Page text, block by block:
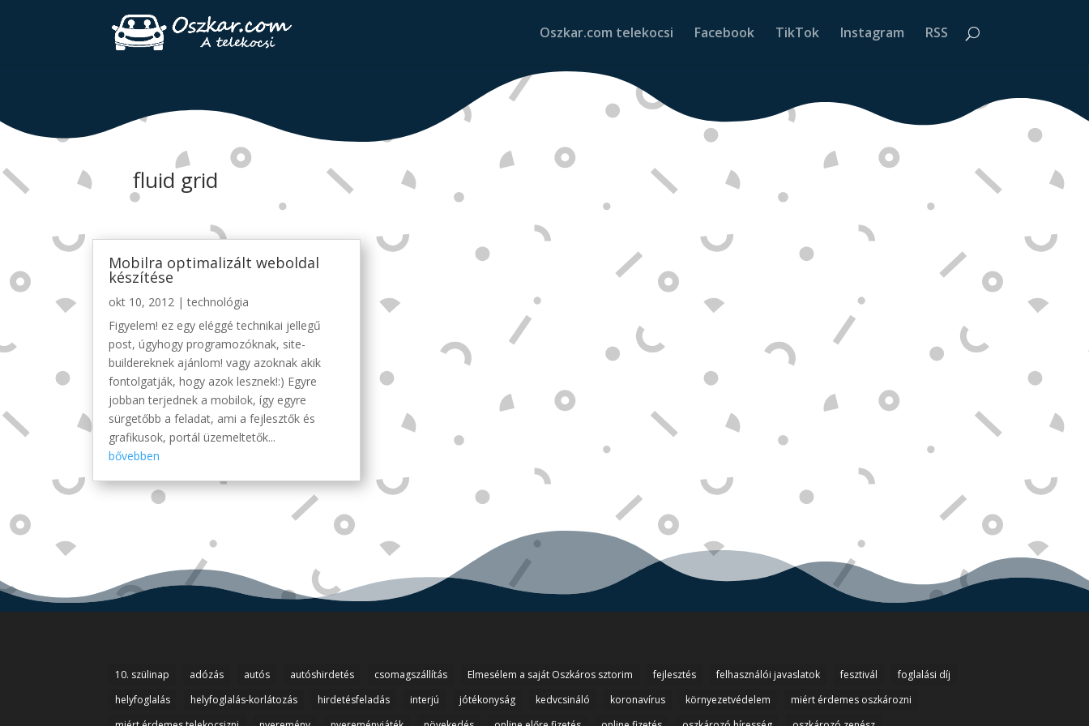
Oszkar.com telekocsi Facebook TikTok Instagram RSS
fluid grid
Mobilra optimalizált weboldal
készítése
okt 10, 2012 |technológia
Figyelem! ez egy eléggé technikai jellegű
post, úgyhogy programozóknak, site-
buildereknek ajánlom! vagy azoknak akik
fontolgatják, hogy azok lesznek!:) Egyre
jobban terjednek a mobilok, így egyre
sürgetőbb a feladat, ami a fejlesztők és
grafikusok, portál üzemeltetők...
bővebben
10. szülinap adózás autós autóshirdetés csomagszállítás Elmesélem a saját Oszkáros sztorim fejlesztés felhasználói javaslatok fesztivál
foglalási díj
helyfoglalás
helyfoglalás-korlátozás hirdetésfeladás interjú jótékonyság kedvcsináló koronavírus környezetvédelem
miért érdemes oszkározni